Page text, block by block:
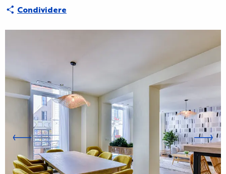
Condividere